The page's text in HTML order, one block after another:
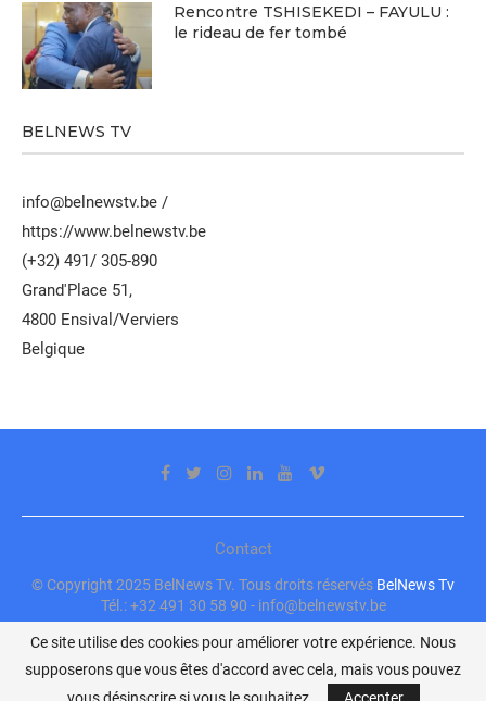
Rencontre TSHISEKEDI – FAYULU :
le rideau de fer tombé
BELNEWS TV
info@belnewstv.be /
https://www.belnewstv.be
(+32) 491/ 305-890
Grand'Place 51,
4800 Ensival/Verviers
Belgique
Contact
© Copyright 2025 BelNews Tv. Tous droits réservés BelNews Tv
Tél.: +32 491 30 58 90 - info@belnewstv.be
Ce site utilise des cookies pour améliorer votre expérience. Nous
supposerons que vous êtes d'accord avec cela, mais vous pouvez